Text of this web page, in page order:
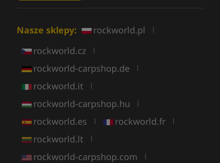
Nasze sklepy: rockworld.pl |
rockworld.cz |
rockworld-carpshop.de |
rockworld.it |
rockworld-carpshop.hu |
rockworld.es | rockworld.fr |
rockworld.lt |
rockworld-carpshop.com |